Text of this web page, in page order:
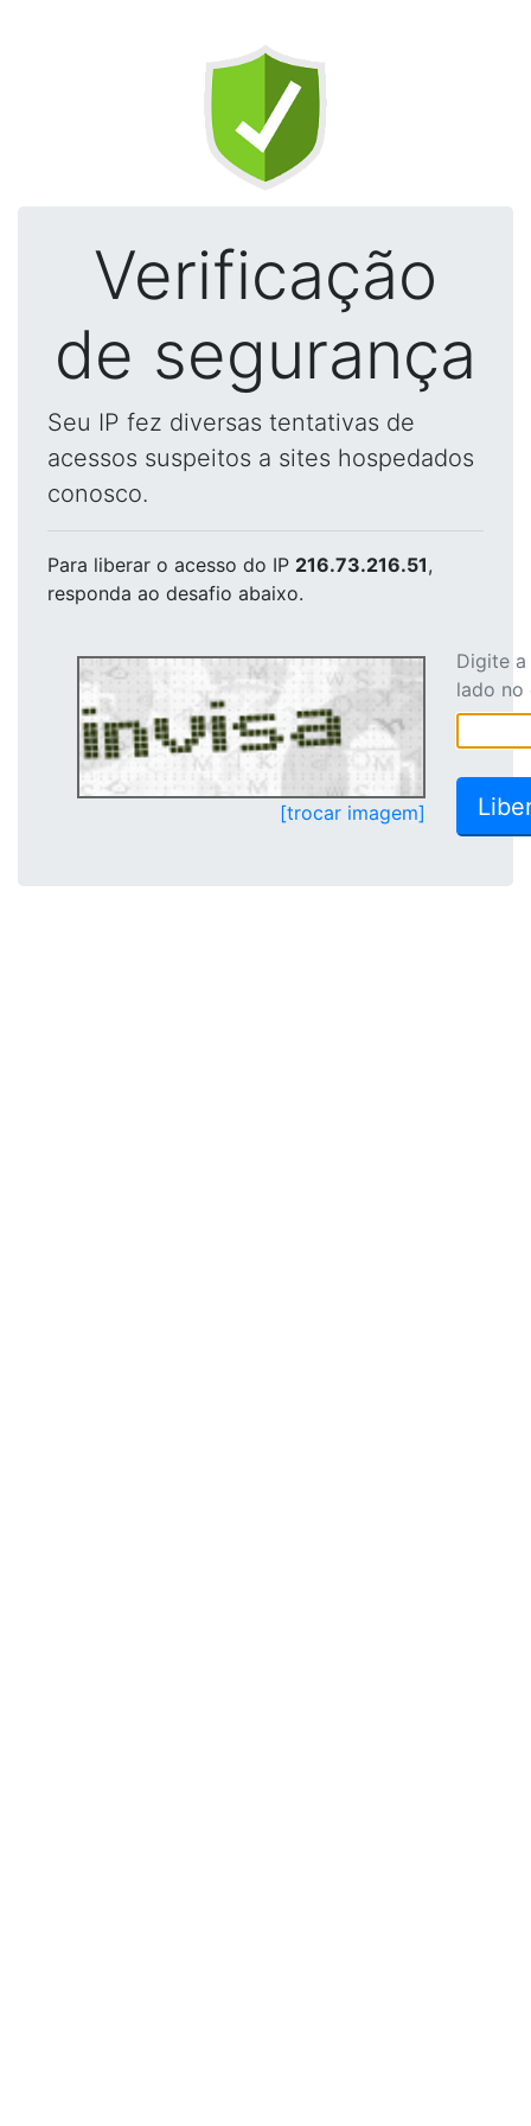
Verificação
de segurança
Seu IP fez diversas tentativas de
acessos suspeitos a sites hospedados
conosco.
Para liberar o acesso do IP 216.73.216.51,
responda ao desafio abaixo.
[trocar imagem]
Digite
lado no